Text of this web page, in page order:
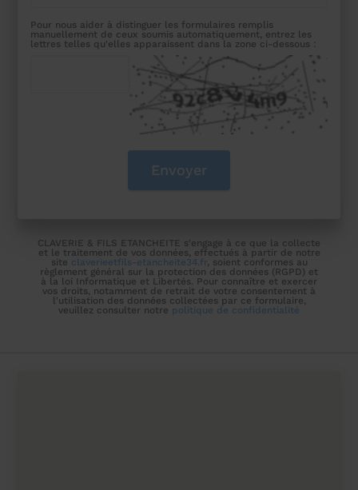
Pour nous aider à distinguer les formulaires remplis
manuellement de ceux soumis automatiquement, entrez les
lettres telles qu'elles apparaissent dans la zone ci-dessous :
CLAVERIE & FILS ETANCHEITE s'engage à ce que la collecte
et le traitement de vos données, effectués à partir de notre
site claverieetfils-etancheite34.fr, soient conformes au
règlement général sur la protection des données (RGPD) et
à la loi Informatique et Libertés. Pour connaître et exercer
vos droits, notamment de retrait de votre consentement à
l'utilisation des données collectées par ce formulaire,
veuillez consulter notre politique de confidentialité